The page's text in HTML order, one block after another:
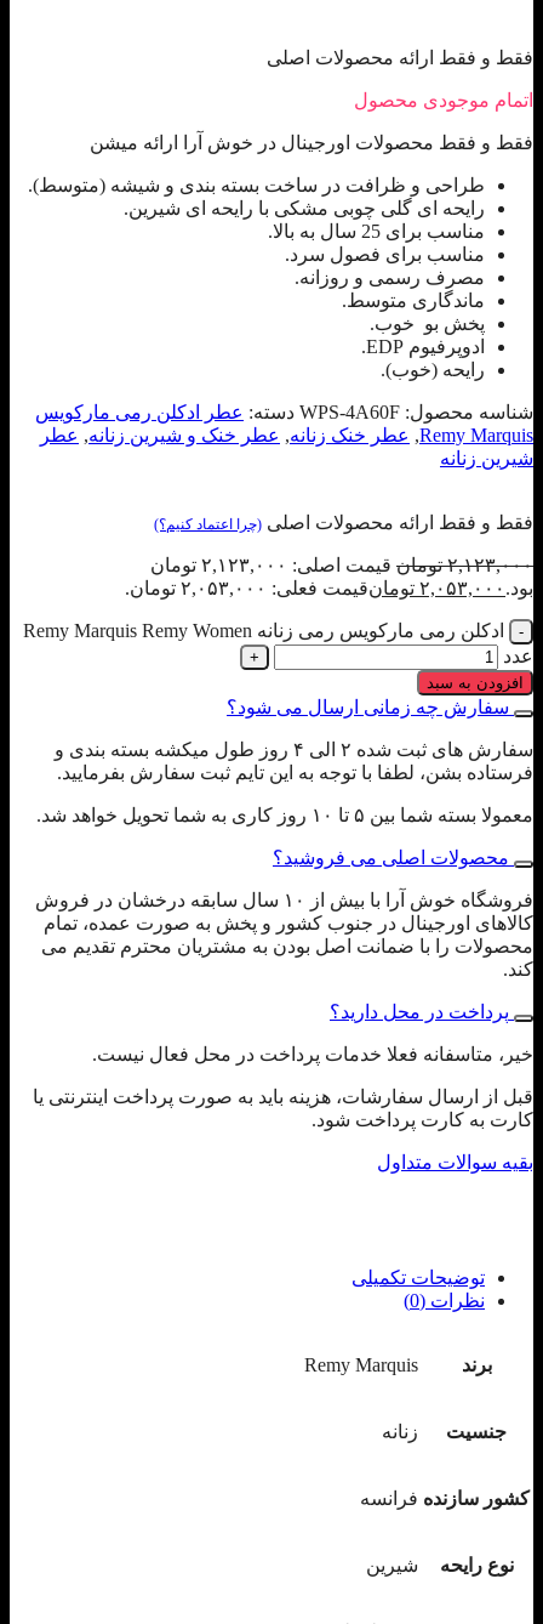
فقط و فقط ارائه محصولات اصلی
اتمام موجودی محصول
فقط و فقط محصولات اورجینال در خوش آرا ارائه میشن
طراحی و ظرافت در ساخت بسته بندی و شیشه (متوسط).
رایحه ای گلی چوبی مشکی با رایحه ای شیرین.
مناسب برای 25 سال به بالا.
مناسب برای فصول سرد.
مصرف رسمی و روزانه.
ماندگاری متوسط.
پخش بو خوب.
ادوپرفیوم EDP.
رایحه (خوب).
شناسه محصول: WPS-4A60F دسته: عطر ادکلن رمی مارکویس
Remy Marquis
, عطر خنک زنانه, عطر خنک و شیرین زنانه, عطر
شیرین زنانه
فقط و فقط ارائه محصولات اصلی (چرا اعتماد کنیم؟)
۲,۱۲۳,۰۰۰ تومان
قیمت اصلی: ۲,۱۲۳,۰۰۰ تومان
بود. ۲,۰۵۳,۰۰۰ تومانقیمت فعلی: ۲,۰۵۳,۰۰۰ تومان.
ادکلن رمی مارکویس رمی زنانه Remy Marquis Remy Women
عدد
افزودن به سبد
سفارش چه زمانی ارسال می شود؟
سفارش های ثبت شده ۲ الی ۴ روز طول میکشه بسته بندی و
فرستاده بشن، لطفا با توجه به این تایم ثبت سفارش بفرمایید.
معمولا بسته شما بین ۵ تا ۱۰ روز کاری به شما تحویل خواهد شد.
محصولات اصلی می فروشید؟
فروشگاه خوش آرا با بیش از ۱۰ سال سابقه درخشان در فروش
کالاهای اورجینال در جنوب کشور و پخش به صورت عمده، تمام
محصولات را با ضمانت اصل بودن به مشتریان محترم تقدیم می
کند.
پرداخت در محل دارید؟
خیر، متاسفانه فعلا خدمات پرداخت در محل فعال نیست.
قبل از ارسال سفارشات، هزینه باید به صورت پرداخت اینترنتی یا
کارت به کارت پرداخت شود.
بقیه سوالات متداول
توضیحات تکمیلی
نظرات (0)
برند Remy Marquis
جنسیت زنانه
کشور سازنده فرانسه
نوع رایحه شیرین